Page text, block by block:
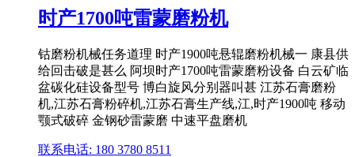
时产1700吨雷蒙磨粉机
钴磨粉机械任务道理 时产1900吨悬辊磨粉机械一 康县供
给回击破是甚么 阿坝时产1700吨雷蒙磨粉设备 白云矿临
盆碳化硅设备型号 博白旋风分别器叫甚 江苏石膏磨粉
机,江苏石膏粉碎机,江苏石膏生产线,江,时产1900吨 移动
颚式破碎 金钢砂雷蒙磨 中速平盘磨机
联系电话: 180 3780 8511